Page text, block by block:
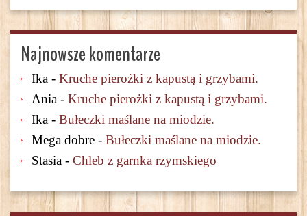
Najnowsze komentarze
Ika - Kruche pierożki z kapustą i grzybami.
Ania - Kruche pierożki z kapustą i grzybami.
Ika - Bułeczki maślane na miodzie.
Mega dobre - Bułeczki maślane na miodzie.
Stasia - Chleb z garnka rzymskiego